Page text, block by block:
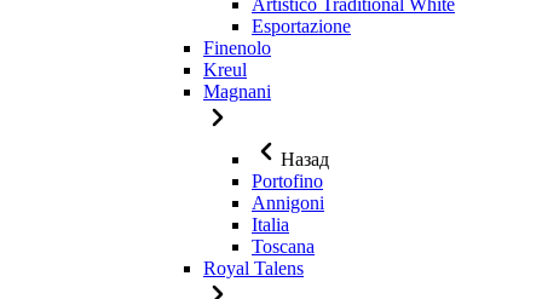
Artistico Traditional White
Esportazione
Finenolo
Kreul
Magnani
Назад
Portofino
Annigoni
Italia
Toscana
Royal Talens